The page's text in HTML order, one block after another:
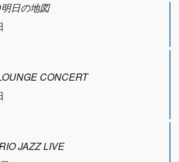
日の地図
CONCERT
JAZZ LIVE